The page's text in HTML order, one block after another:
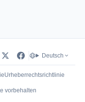
Deutsch
Urheberrechtsrichtlinie
in neuem Tab)
vorbehalten